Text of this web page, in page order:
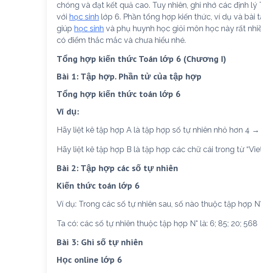
chóng và đạt kết quả cao. Tuy nhiên, ghi nhớ các định
với học sinh lớp 6. Phần tổng hợp kiến thức, ví dụ và bài
giúp học sinh và phụ huynh học giỏi môn học này rất
có điểm thắc mắc và chưa hiểu nhé.
Tổng hợp kiến thức Toán lớp 6 (Chương I)
Bài 1: Tập hợp. Phần tử của tập hợp
Tổng hợp kiến thức toán lớp 6
Ví dụ:
Hãy liệt kê tập hợp A là tập hợp số tự nhiên nhỏ hơn 4 →
Hãy liệt kê tập hợp B là tập hợp các chữ cái trong từ
Bài 2: Tập hợp các số tự nhiên
Kiến thức toán lớp 6
Ví dụ: Trong các số tự nhiên sau, số nào thuộc tập hợp
Ta có: các số tự nhiên thuộc tập hợp N* là: 6; 85; 20; 568
Bài 3: Ghi số tự nhiên
Học online lớp 6